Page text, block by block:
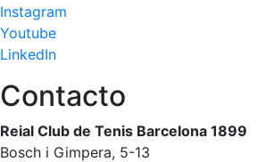
Instagram
Youtube
LinkedIn
Contacto
Reial Club de Tenis Barcelona 1899
Bosch i Gimpera, 5-13